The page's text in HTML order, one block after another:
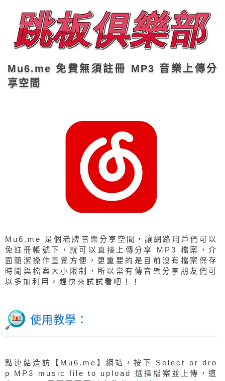
Mu6.me 免費無須註冊 MP3 音樂上傳分
享空間
Mu6.me 是個老牌音樂分享空間，讓網路用戶們可以
免註冊帳號下，就可以直接上傳分享 MP3 檔案，介
面簡潔操作直覺方便，更重要的是目前沒有檔案保存
時間與檔案大小限制，所以常有傳音樂分享朋友們可
以多加利用，趕快來試試看吧！！
使用教學：
點連結造訪【Mu6.me】網站，按下 Select or dro
p MP3 music file to upload 選擇檔案並上傳，這